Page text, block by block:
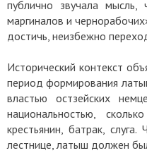
публично звучала
маргиналов и
достичь, неизбежно
Исторический контекст
период формирования
властью остзейских
национальностью,
крестьянин, батрак,
лестнице, латыш должен